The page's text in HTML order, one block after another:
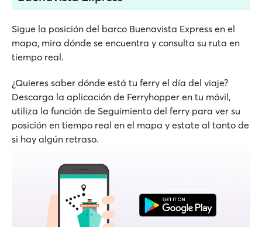
Sigue la posición del barco Buenavista Express en el
mapa, mira dónde se encuentra y consulta su ruta en
tiempo real.
¿Quieres saber dónde está tu ferry el día del viaje?
Descarga la aplicación de Ferryhopper en tu móvil,
utiliza la función de Seguimiento del ferry para ver su
posición en tiempo real en el mapa y estate al tanto de
si hay algún retraso.